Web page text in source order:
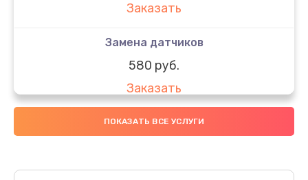
Заказать
Замена датчиков
580 руб.
Заказать
Комплексная чистка
Заказать
ПОКАЗАТЬ ВСЕ УСЛУГИ